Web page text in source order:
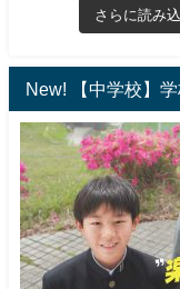
さらに読み
New! 【中学校】